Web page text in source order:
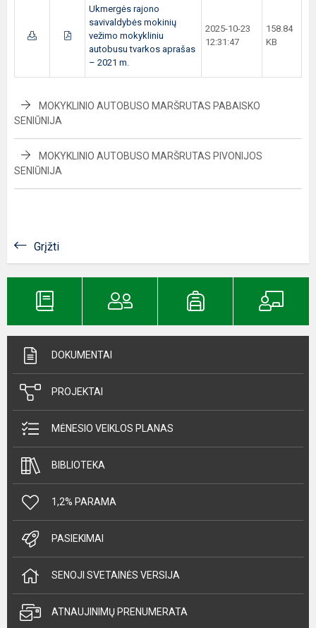
Ukmergės rajono
savivaldybės mokinių
vežimo mokykliniu
autobusu tvarkos aprašas
– 2021 m.
2025-10-23
12:31:47
158.84
KB
MOKYKLINIO AUTOBUSO MARŠRUTAS PABAISKO
SENIŪNIJA
MOKYKLINIO AUTOBUSO MARŠRUTAS PIVONIJOS
SENIŪNIJA
Grįžti
DOKUMENTAI
PROJEKTAI
MĖNESIO VEIKLOS PLANAS
BIBLIOTEKA
1,2% PARAMA
PASIEKIMAI
SENOJI SVETAINĖS VERSIJA
ATNAUJINIMŲ PRENUMERATA